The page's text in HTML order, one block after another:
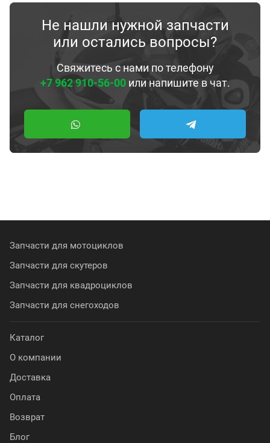
Не нашли нужной запчасти
или остались вопросы?
Свяжитесь с нами по телефону
+7 962 910-56-00или напишите в чат.
Запчасти для мотоциклов
Запчасти для скутеров
Запчасти для квадроциклов
Запчасти для снегоходов
Каталог
О компании
Доставка
Оплата
Возврат
Блог